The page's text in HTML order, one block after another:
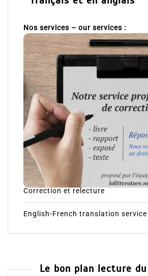
Nos services – our services :
Correction et relecture
English-French translation service
Le bon plan lecture